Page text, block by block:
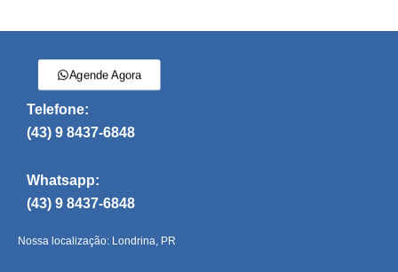
Agende Agora
Telefone:
(43) 9 8437-6848
Whatsapp:
(43) 9 8437-6848
Nossa localização: Londrina, PR